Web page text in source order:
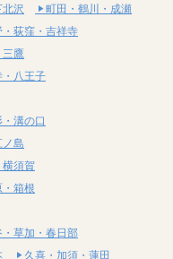
北沢
町田・鶴川・成瀬
・荻窪・吉祥寺
三鷹
・八王子
溝の口
ノ島
横須賀
箱根
・草加・春日部
久喜・加須・蓮田